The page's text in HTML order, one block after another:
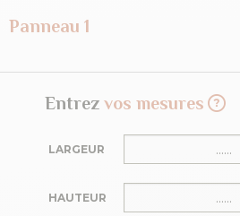
Panneau 1
Entrez vos mesures
LARGEUR
HAUTEUR